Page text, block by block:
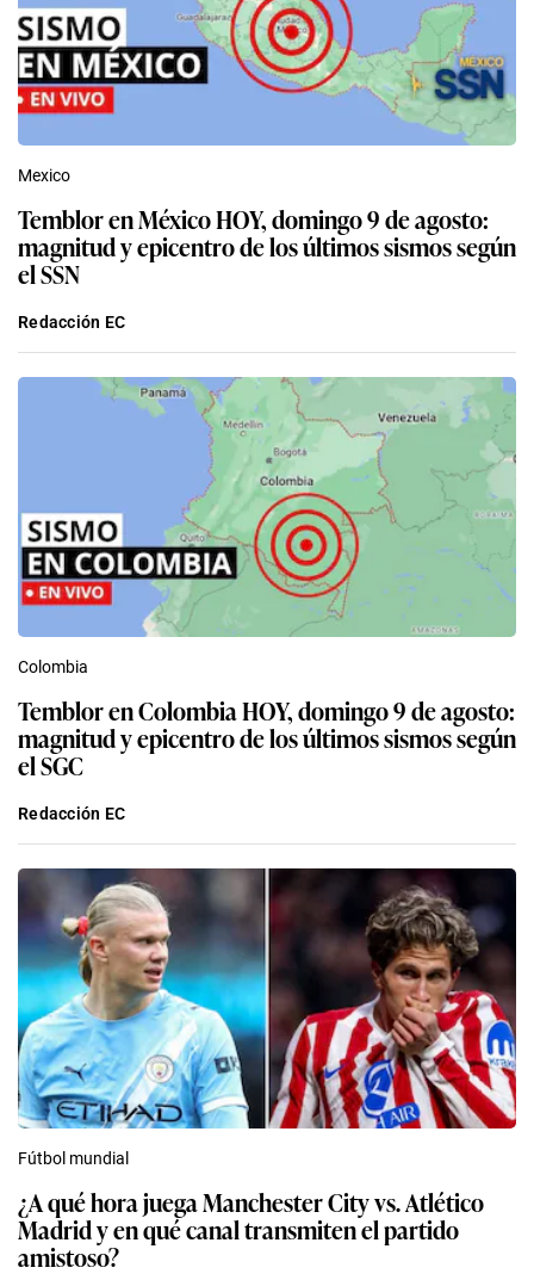
Mexico
Temblor en México HOY, domingo 9 de agosto:
magnitud y epicentro de los últimos sismos según
el SSN
Redacción EC
Colombia
Temblor en Colombia HOY, domingo 9 de agosto:
magnitud y epicentro de los últimos sismos según
el SGC
Redacción EC
Fútbol mundial
¿A qué hora juega Manchester City vs. Atlético
Madrid y en qué canal transmiten el partido
amistoso?